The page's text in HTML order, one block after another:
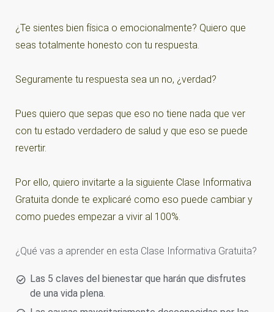
¿Te sientes bien física o emocionalmente? Quiero que
seas totalmente honesto con tu respuesta.
Seguramente tu respuesta sea un no, ¿verdad?
Pues quiero que sepas que eso no tiene nada que ver
con tu estado verdadero de salud y que eso se puede
revertir.
Por ello, quiero invitarte a la siguiente Clase Informativa
Gratuita donde te explicaré como eso puede cambiar y
como puedes empezar a vivir al 100%.
¿Qué vas a aprender en esta Clase Informativa Gratuita?
Las 5 claves del bienestar que harán que disfrutes
de una vida plena.